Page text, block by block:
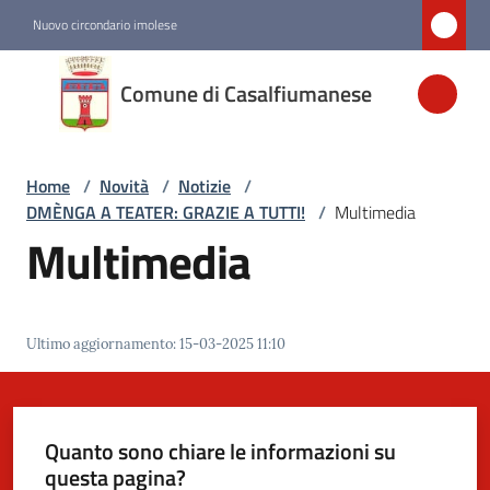
Nuovo circondario imolese
Comune di Casalfiumanese
Comune di
Casalfiumanese
Amministrazione
Novità
Menu selezionato
Servizi
Vivere
Home / Novità / Notizie /
DMÈNGA A TEATER: GRAZIE A TUTTI! / Multimedia
Multimedia
Ultimo aggiornamento:15-03-2025 11:10
Quanto sono chiare le informazioni su
questa pagina?